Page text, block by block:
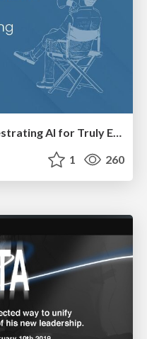
The Director’s Chair: Orchestrating AI for Truly Effective Learning
1 260